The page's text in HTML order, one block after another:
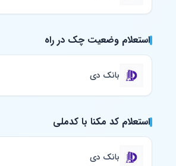
استعلام وضعیت چک در راه
بانک دی
استعلام کد مکنا با کدملی
بانک دی